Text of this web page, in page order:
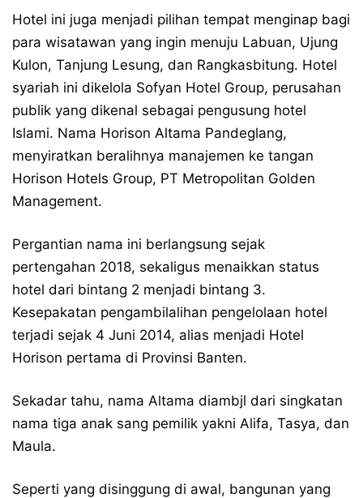
Hotel ini juga menjadi pilihan tempat menginap bagi
para wisatawan yang ingin menuju Labuan, Ujung
Kulon, Tanjung Lesung, dan Rangkasbitung. Hotel
syariah ini dikelola Sofyan Hotel Group, perusahan
publik yang dikenal sebagai pengusung hotel
Islami. Nama Horison Altama Pandeglang,
menyiratkan beralihnya manajemen ke tangan
Horison Hotels Group, PT Metropolitan Golden
Management.
Pergantian nama ini berlangsung sejak
pertengahan 2018, sekaligus menaikkan status
hotel dari bintang 2 menjadi bintang 3.
Kesepakatan pengambilalihan pengelolaan hotel
terjadi sejak 4 Juni 2014, alias menjadi Hotel
Horison pertama di Provinsi Banten.
Sekadar tahu, nama Altama diambjl dari singkatan
nama tiga anak sang pemilik yakni Alifa, Tasya, dan
Maula.
Seperti yang disinggung di awal, bangunan yang